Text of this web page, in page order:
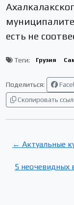
есть не
Теги: Грузия
Поделиться:
Скопировать
← Актуальные
5 неочевидных